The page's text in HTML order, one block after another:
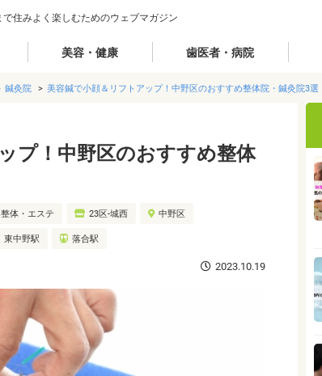
住みよく楽しむためのウェブマガジン
美容・健康 歯医者・病院
鍼灸院 美容鍼で小顔＆リフトアップ！中野区のおすすめ整体院・鍼灸院3選
プ！中野区のおすすめ整体
体・エステ 23区-城西 中野区
東中野駅 落合駅
2023.10.19